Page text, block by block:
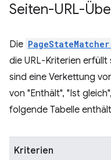
Seiten-URL-
Die
die URL-Kriterien
sind eine Verkettung
von "Enthält", "Ist
folgende Tabelle
Kriterien